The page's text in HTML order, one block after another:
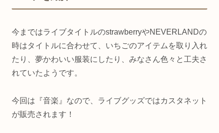
今まではライブタイトルのstrawberryやNEVERLANDの
時はタイトルに合わせて、いちごのアイテムを取り入れ
たり、夢かわいい服装にしたり、みなさん色々と工夫さ
れていたようです。
今回は『音楽』なので、ライブグッズではカスタネット
が販売されます！